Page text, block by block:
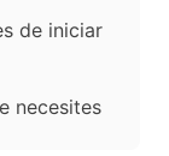
de iniciar
necesites